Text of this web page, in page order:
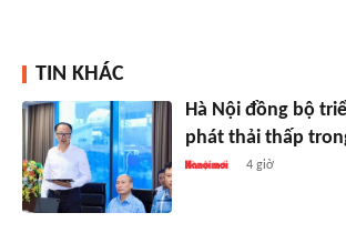
TIN KHÁC
Hà Nội đồng bộ
phát thải thấp
4 giờ